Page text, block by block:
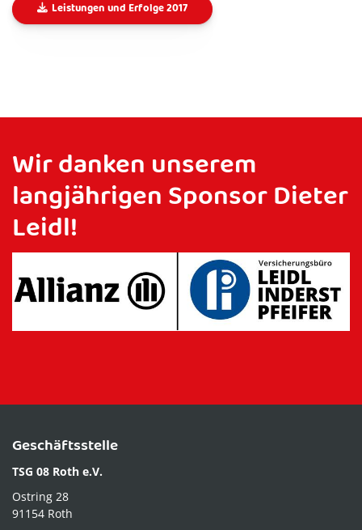
Leistungen und Erfolge 2017
Wir danken unserem
langjährigen Sponsor Dieter
Leidl!
Geschäftsstelle
TSG 08 Roth e.V.
Ostring 28
91154 Roth